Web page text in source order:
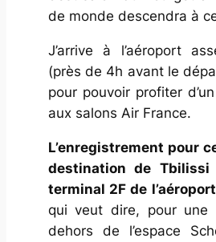
5
0
5
5
3
9
6
de monde descendra à
J’arrive à l’aéroport
(près de 4h avant le
pour pouvoir profiter
aux salons Air France.
L’enregistrement pour
destination de Tbilissi
terminal 2F de
qui veut dire, pour une
dehors de l’espace